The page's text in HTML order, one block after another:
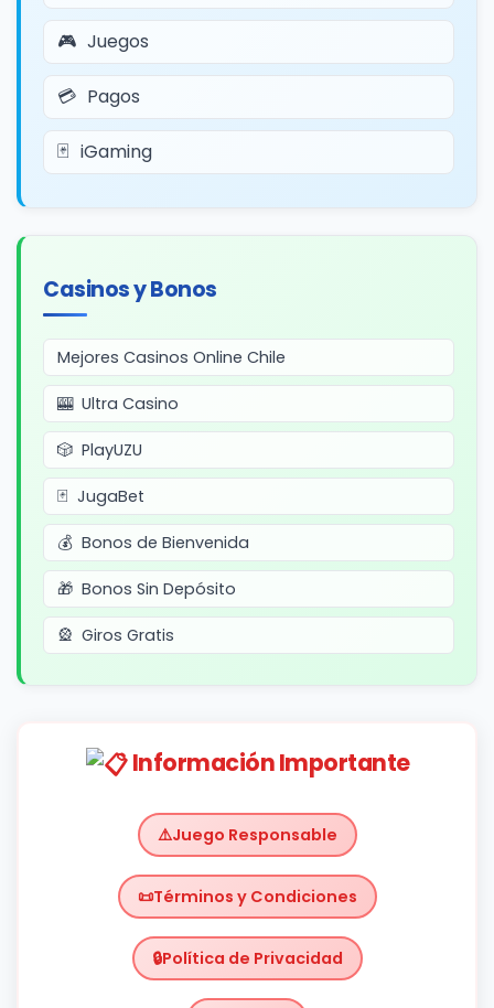
Juegos
Pagos
iGaming
Casinos y Bonos
Mejores Casinos Online Chile
Ultra Casino
PlayUZU
JugaBet
Bonos de Bienvenida
Bonos Sin Depósito
Giros Gratis
Información Importante
Juego Responsable
Términos y Condiciones
Política de Privacidad